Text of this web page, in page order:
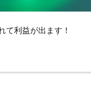
利益が出ます！